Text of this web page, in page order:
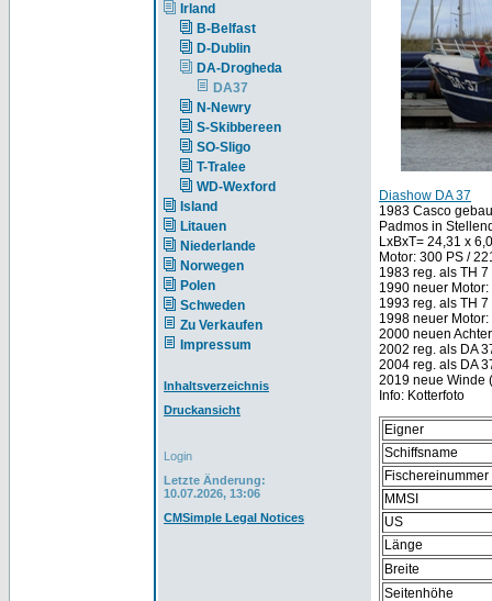
Irland
B-Belfast
D-Dublin
DA-Drogheda
DA37
N-Newry
S-Skibbereen
SO-Sligo
T-Tralee
WD-Wexford
Island
Litauen
Niederlande
Norwegen
Polen
Schweden
Zu Verkaufen
Impressum
Inhaltsverzeichnis
Druckansicht
Login
Letzte Änderung:
10.07.2026, 13:06
CMSimple Legal Notices
Diashow DA 37
1983 Casco
Padmos in
LxBxT= 24,31 x
Motor: 300 PS /
1983 reg. als TH 7
1990 neuer
1993 reg. als TH 7
1998 neuer
2000 neuen
2002 reg. als DA
2004 reg. als DA
2019 neue Winde
Info: Kotterfoto
Eigner
Schiffsname
Fischereinummer
MMSI
US
Länge
Breite
Seitenhöhe